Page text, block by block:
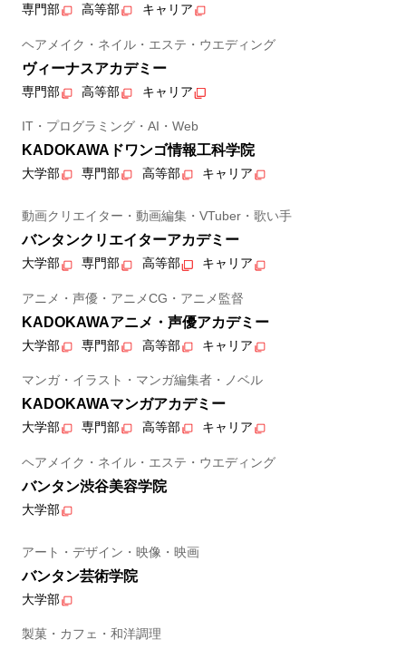
専門部 高等部 キャリア
ヘアメイク・ネイル・エステ・ウエディング
ヴィーナスアカデミー
専門部 高等部 キャリア
IT・プログラミング・AI・Web
KADOKAWAドワンゴ情報工科学院
大学部 専門部 高等部 キャリア
動画クリエイター・動画編集・VTuber・歌い手
バンタンクリエイターアカデミー
大学部 専門部 高等部 キャリア
アニメ・声優・アニメCG・アニメ監督
KADOKAWAアニメ・声優アカデミー
大学部 専門部 高等部 キャリア
マンガ・イラスト・マンガ編集者・ノベル
KADOKAWAマンガアカデミー
大学部 専門部 高等部 キャリア
ヘアメイク・ネイル・エステ・ウエディング
バンタン渋谷美容学院
大学部
アート・デザイン・映像・映画
バンタン芸術学院
大学部
製菓・カフェ・和洋調理